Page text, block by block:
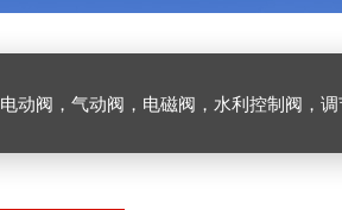
电动阀，气动阀，电磁阀，水利控制阀，调节